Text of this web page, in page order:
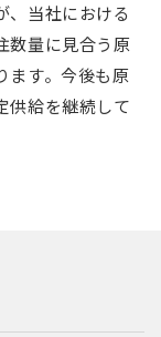
、当社における
数量に見合う原
ます。今後も原
供給を継続して